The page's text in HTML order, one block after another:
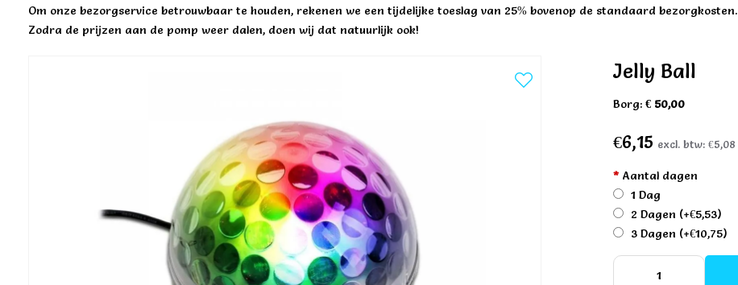
Om onze bezorgservice betrouwbaar te houden, rekenen we een tijdelijke toeslag van 25% bovenop de standaard bezorgkosten.
Zodra de prijzen aan de pomp weer dalen, doen wij dat natuurlijk ook!
Jelly Ball
Borg:€ 50,00
€6,15 excl. btw:€5,08
* Aantal dagen
1 Dag
2 Dagen (+€5,53)
3 Dagen (+€10,75)